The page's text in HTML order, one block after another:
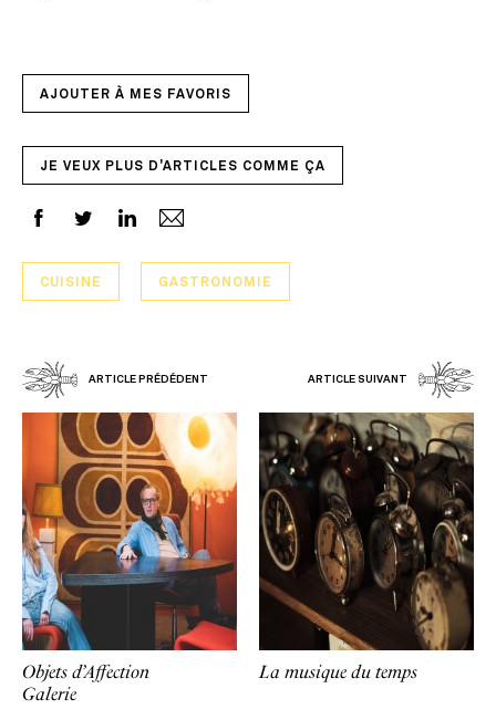
AJOUTER À MES FAVORIS
JE VEUX PLUS D'ARTICLES COMME ÇA
CUISINE GASTRONOMIE
ARTICLE PRÉDÉDENT ARTICLE SUIVANT
Objets d’Affection
Galerie
La musique du temps